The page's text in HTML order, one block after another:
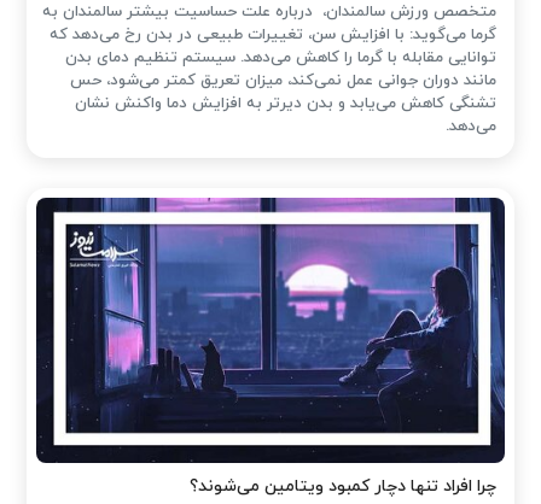
متخصص ورزش سالمندان، درباره علت حساسیت بیشتر سالمندان به
گرما می‌گوید: با افزایش سن، تغییرات طبیعی در بدن رخ می‌دهد که
توانایی مقابله با گرما را کاهش می‌دهد. سیستم تنظیم دمای بدن
مانند دوران جوانی عمل نمی‌کند، میزان تعریق کمتر می‌شود، حس
تشنگی کاهش می‌یابد و بدن دیرتر به افزایش دما واکنش نشان
می‌دهد.
چرا افراد تنها دچار کمبود ویتامین می‌شوند؟